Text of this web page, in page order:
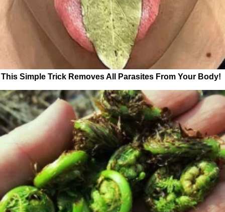
This Simple Trick Removes All Parasites From Your Body!